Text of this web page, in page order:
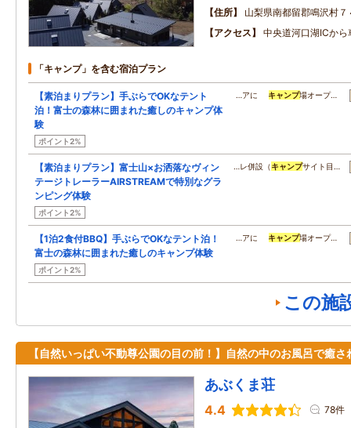
住所
山梨県南都留郡鳴沢村
アクセス
中央道河口湖ICから
「キャンプ」を含む宿泊プラン
【素泊まりプラン】手ぶらでOKなテント
泊！富士の森林に囲まれた癒しのキャンプ体
験
ポイント2%
…アに キャンプ場オープ…
【素泊まりプラン】富士山×お洒落なヴィン
テージトレーラーAIRSTREAMで特別なグラ
ンピング体験
ポイント2%
…レ併設（キャンプサイト目…
【1泊2食付BBQ】手ぶらでOKなテント泊！
富士の森林に囲まれた癒しのキャンプ体験
ポイント2%
…アに キャンプ場オープ…
この施
【自然いっぱい不動尊公園の目の前！】自然の中のお風呂で癒さ
あぶくま荘
4.4 78件